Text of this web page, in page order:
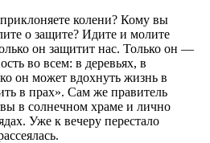
колени? Кому вы
о защите? Идите и молите
он защитит нас. Только он —
во всем: в деревьях, в
он может вдохнуть жизнь в
в прах». Сам же правитель
в солнечном храме и лично
Уже к вечеру перестало